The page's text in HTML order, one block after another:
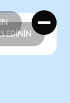
EDİNİN